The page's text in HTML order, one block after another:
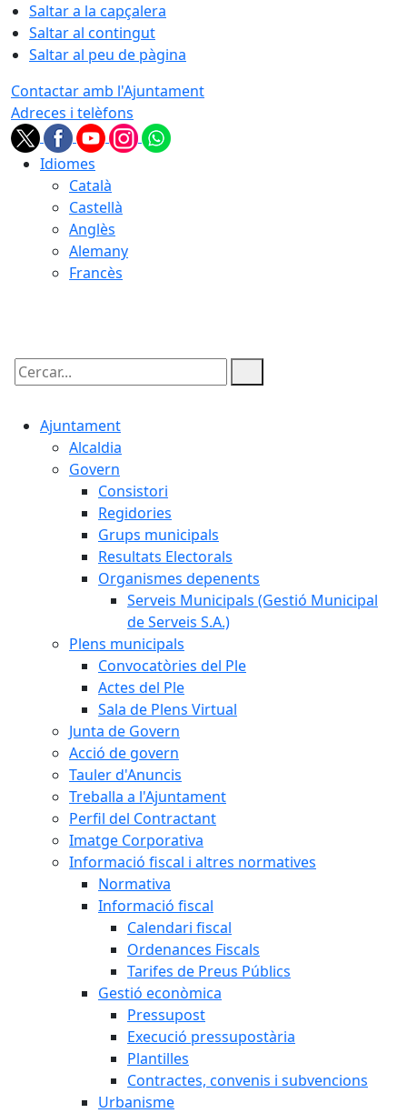
Saltar a la capçalera
Saltar al contingut
Saltar al peu de pàgina
Contactar amb l'Ajuntament
Adreces i telèfons
Idiomes
Català
Castellà
Anglès
Alemany
Francès
Cercar:
Ajuntament
Alcaldia
Govern
Consistori
Regidories
Grups municipals
Resultats Electorals
Organismes depenents
Serveis Municipals (Gestió Municipal
de Serveis S.A.)
Plens municipals
Convocatòries del Ple
Actes del Ple
Sala de Plens Virtual
Junta de Govern
Acció de govern
Tauler d'Anuncis
Treballa a l'Ajuntament
Perfil del Contractant
Imatge Corporativa
Informació fiscal i altres normatives
Normativa
Informació fiscal
Calendari fiscal
Ordenances Fiscals
Tarifes de Preus Públics
Gestió econòmica
Pressupost
Execució pressupostària
Plantilles
Contractes, convenis i subvencions
Urbanisme